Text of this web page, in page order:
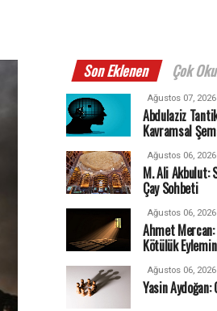
Son Eklenen Çok
Ağustos 07,
Abdulaziz
Kavramsal
Ağustos 06,
M. Ali Akbulut:
Çay Sohbeti
Ağustos 06,
Ahmet Mercan:
Kötülük
Ağustos 06,
Yasin